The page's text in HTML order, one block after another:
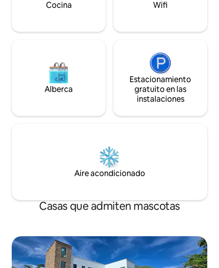
Cocina Wifi
Alberca
Estacionamiento
gratuito en las
instalaciones
Aire acondicionado
Casas que admiten mascotas